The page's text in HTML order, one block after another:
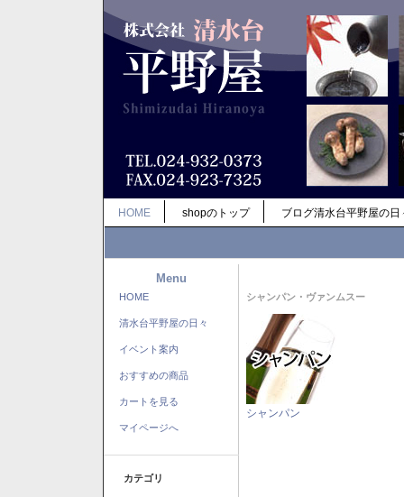
HOME shopのトップ ブログ清水台平野屋の日
Menu
HOME
清水台平野屋の日々
イベント案内
おすすめの商品
カートを見る
マイページへ
カテゴリ
シャンパン・ヴァンムスー
シャンパン